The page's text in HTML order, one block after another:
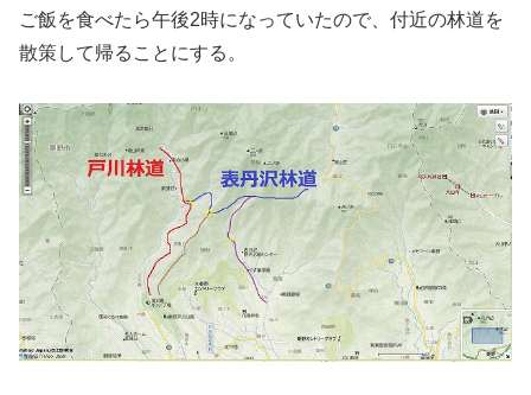
ご飯を食べたら午後2時になっていたので、付近の林道を
散策して帰ることにする。